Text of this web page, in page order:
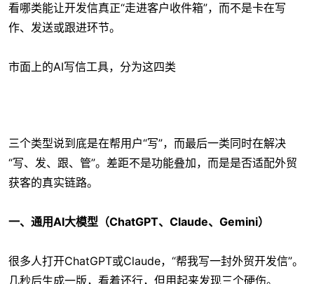
看哪类能让开发信真正“走进客户收件箱”，而不是卡在写
作、发送或跟进环节。
市面上的AI写信工具，分为这四类
三个类型说到底是在帮用户“写”，而最后一类同时在解决
“写、发、跟、管”。差距不是功能叠加，而是是否适配外贸
获客的真实链路。
一、通用AI大模型（ChatGPT、Claude、Gemini）
很多人打开ChatGPT或Claude，“帮我写一封外贸开发信”。
几秒后生成一版，看着还行，但用起来发现三个硬伤。